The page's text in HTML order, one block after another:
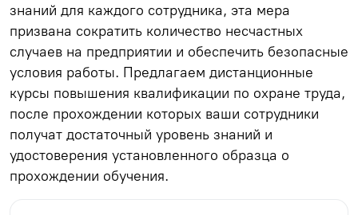
знаний для каждого сотрудника, эта мера
призвана сократить количество несчастных
случаев на предприятии и обеспечить безопасные
условия работы. Предлагаем дистанционные
курсы повышения квалификации по охране труда,
после прохождении которых ваши сотрудники
получат достаточный уровень знаний и
удостоверения установленного образца о
прохождении обучения.